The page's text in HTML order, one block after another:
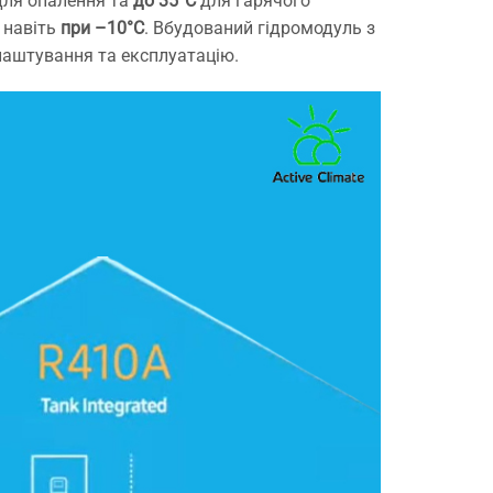
при –10°C. Вбудований гідромодуль з
та експлуатацію.